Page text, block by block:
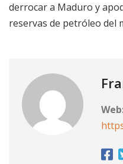
derrocar a Maduro y
reservas de petróleo del